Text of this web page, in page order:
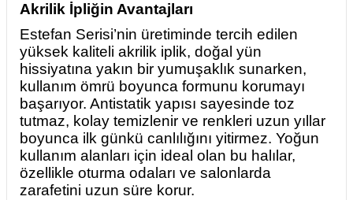
Akrilik İpliğin Avantajları
Estefan Serisi’nin üretiminde tercih edilen
yüksek kaliteli akrilik iplik, doğal yün
hissiyatına yakın bir yumuşaklık sunarken,
kullanım ömrü boyunca formunu korumayı
başarıyor. Antistatik yapısı sayesinde toz
tutmaz, kolay temizlenir ve renkleri uzun yıllar
boyunca ilk günkü canlılığını yitirmez. Yoğun
kullanım alanları için ideal olan bu halılar,
özellikle oturma odaları ve salonlarda
zarafetini uzun süre korur.